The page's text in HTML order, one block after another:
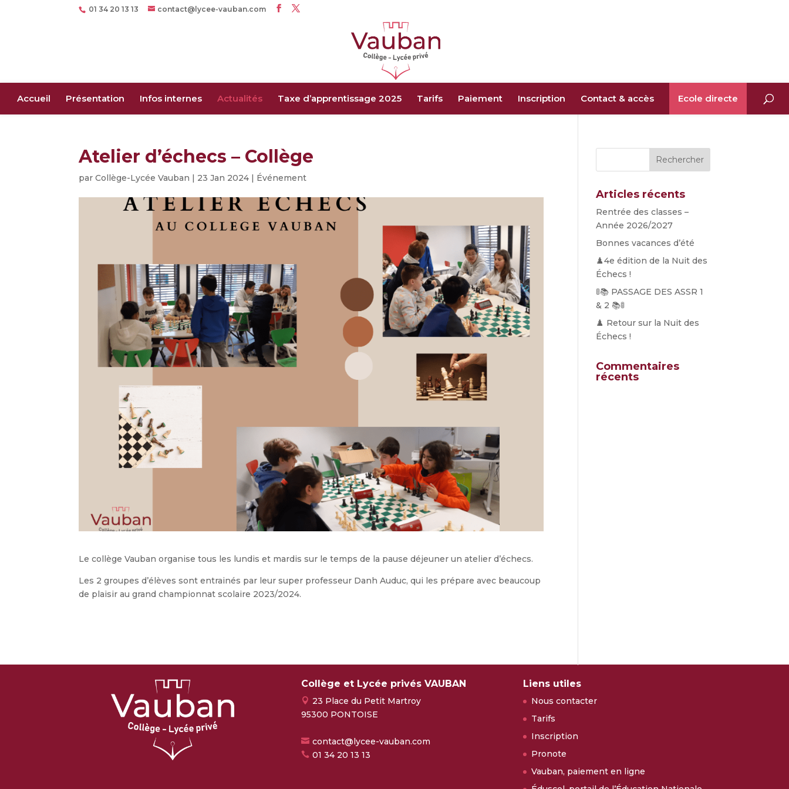
01 34 20 13 13 contact@lycee-vauban.com
Accueil Présentation Infos internes Actualités Taxe d’apprentissage 2025 Tarifs Paiement Inscription Contact & accès Ecole directe
Atelier d’échecs – Collège
parCollège-Lycée Vauban | 23 Jan 2024 | Événement
Le collège Vauban organise tous les lundis et mardis sur le temps de la pause déjeuner un atelier d’échecs.
Les 2 groupes d’élèves sont entrainés par leur super professeur Danh Auduc, qui les prépare avec beaucoup
de plaisir au grand championnat scolaire 2023/2024.
Articles récents
Rentrée des classes –
Année 2026/2027
Bonnes vacances d’été
♟️4e édition de la Nuit des
Échecs !
🚦📚 PASSAGE DES ASSR 1
& 2 📚🚦
♟️ Retour sur la Nuit des
Échecs !
Commentaires
récents
Collège et Lycée privés VAUBAN
23 Place du Petit Martroy
95300 PONTOISE
contact@lycee-vauban.com
 01 34 20 13 13
Liens utiles
Nous contacter
Tarifs
Inscription
Pronote
Vauban, paiement en ligne